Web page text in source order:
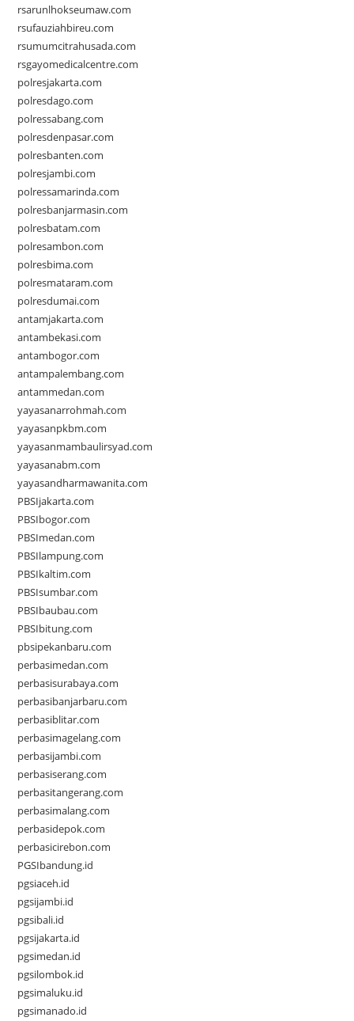
rsarunlhokseumaw.com
rsufauziahbireu.com
rsumumcitrahusada.com
rsgayomedicalcentre.com
polresjakarta.com
polresdago.com
polressabang.com
polresdenpasar.com
polresbanten.com
polresjambi.com
polressamarinda.com
polresbanjarmasin.com
polresbatam.com
polresambon.com
polresbima.com
polresmataram.com
polresdumai.com
antamjakarta.com
antambekasi.com
antambogor.com
antampalembang.com
antammedan.com
yayasanarrohmah.com
yayasanpkbm.com
yayasanmambaulirsyad.com
yayasanabm.com
yayasandharmawanita.com
PBSIjakarta.com
PBSIbogor.com
PBSImedan.com
PBSIlampung.com
PBSIkaltim.com
PBSIsumbar.com
PBSIbaubau.com
PBSIbitung.com
pbsipekanbaru.com
perbasimedan.com
perbasisurabaya.com
perbasibanjarbaru.com
perbasiblitar.com
perbasimagelang.com
perbasijambi.com
perbasiserang.com
perbasitangerang.com
perbasimalang.com
perbasidepok.com
perbasicirebon.com
PGSIbandung.id
pgsiaceh.id
pgsijambi.id
pgsibali.id
pgsijakarta.id
pgsimedan.id
pgsilombok.id
pgsimaluku.id
pgsimanado.id